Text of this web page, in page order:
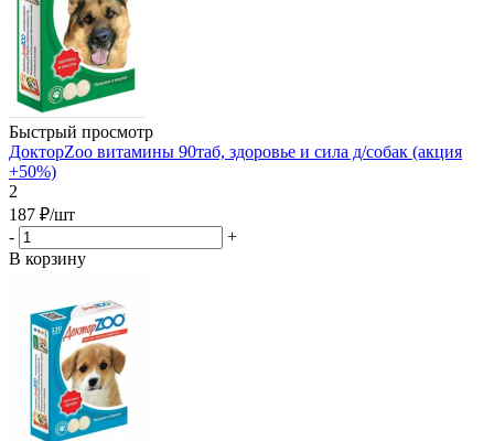
Быстрый просмотр
ДокторZoo витамины 90таб, здоровье и сила д/собак (акция
+50%)
2
187 ₽/шт
-
+
В корзину